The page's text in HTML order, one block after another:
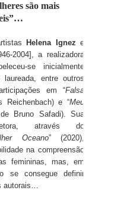
são mais
Helena Ignez e
2004], a realizadora
se inicialmente
entre outros
em “Falsa
Reichenbach) e “Meu
Bruno Safadi). Sua
através do
Oceano” (2020),
na compreensão
femininas, mas, em
se consegue definir
autorais…